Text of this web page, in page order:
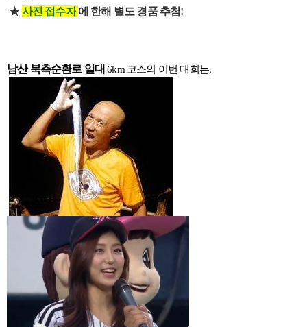
★사전 접수자 에 한해 별도 경품 추첨!
남산 북측순환로 일대 6km 코스의 이번 대회는,